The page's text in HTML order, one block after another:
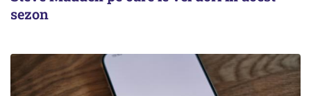
sezon